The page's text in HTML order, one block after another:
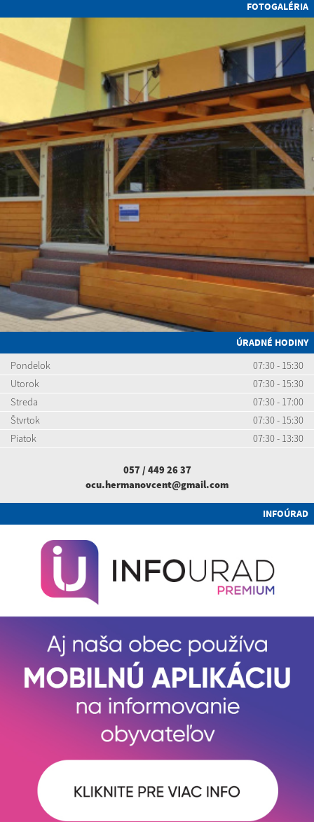
FOTOGALÉRIA
ÚRADNÉ HODINY
Pondelok
07:30 - 15:30
Utorok
07:30 - 15:30
Streda
07:30 - 17:00
Štvrtok
07:30 - 15:30
Piatok
07:30 - 13:30
057 / 449 26 37
ocu.hermanovcent@gmail.com
INFOÚRAD